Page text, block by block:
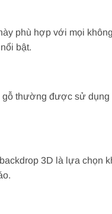
phù hợp với mọi
bật.
gỗ thường được sử
3D là lựa chọn